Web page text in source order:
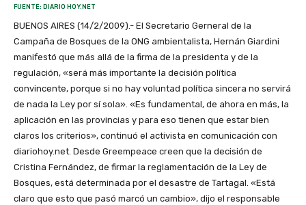
FUENTE: DIARIO HOY.NET
BUENOS AIRES (14/2/2009).- El Secretario Gerneral de la
Campaña de Bosques de la ONG ambientalista, Hernán Giardini
manifestó que más allá de la firma de la presidenta y de la
regulación, «será más importante la decisión política
convincente, porque si no hay voluntad política sincera no servirá
de nada la Ley por sí sola». «Es fundamental, de ahora en más, la
aplicación en las provincias y para eso tienen que estar bien
claros los criterios», continuó el activista en comunicación con
diariohoy.net. Desde Greempeace creen que la decisión de
Cristina Fernández, de firmar la reglamentación de la Ley de
Bosques, está determinada por el desastre de Tartagal. «Está
claro que esto que pasó marcó un cambio», dijo el responsable